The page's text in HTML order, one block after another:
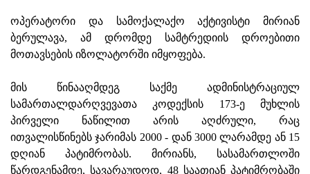
ოპერატორი და სამოქალაქო აქტივისტი მირიან
ბერულავა, ამ დრომდე სამტრედიის დროებითი
მოთავსების იზოლატორში იმყოფება.
მის წინააღმდეგ საქმე ადმინისტრაციულ
სამართალდარღვევათა კოდექსის 173-ე მუხლის
პირველი ნაწილით არის აღძრული, რაც
ითვალისწინებს ჯარიმას 2000 - დან 3000 ლარამდე ან 15
დღიან პატიმრობას. მირიანს, სასამართლოში
წარდგენამდე, სავარაუდოდ, 48 საათიან პატიმრობაში